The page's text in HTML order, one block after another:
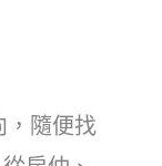
，隨便找